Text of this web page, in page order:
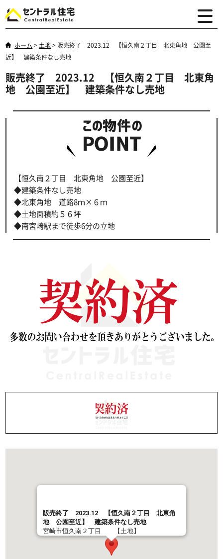
ホーム > 土地> 販売終了 2023.12 【恒久南２丁目 北東角地 公園至
近】 建築条件なし売地
販売終了 2023.12 【恒久南２丁目 北東角
地 公園至近】 建築条件なし売地
【恒久南２丁目 北東角地 公園至近】
◆建築条件なし売地
◆北東角地 道路8ｍ×６ｍ
◆土地面積約５６坪
◆南宮崎駅まで徒歩6分の立地
販売終了 2023.12 【恒久南２丁目 北東角
地 公園至近】 建築条件なし売地
宮崎市恒久南２丁目 【土地】